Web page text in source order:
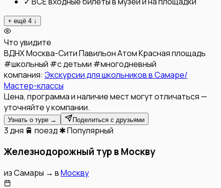
+ ещё 4 ↓
Что увидите
ВДНХМосква-СитиПавильон АтомКрасная площадь
#школьный #с детьми #многодневный
компания: Экскурсии для школьников в Самаре/
Мастер-классы
Цена, программа и наличие мест могут отличаться —
уточняйте у компании.
Узнать о туре → Поделиться с друзьями
3 дня 🚆 поезд ✱ Популярный
Железнодорожный тур в Москву
изСамары → вМоскву